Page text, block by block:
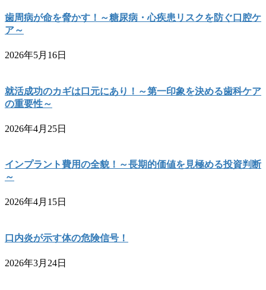
歯周病が命を脅かす！～糖尿病・心疾患リスクを防ぐ口腔ケ
ア～
2026年5月16日
就活成功のカギは口元にあり！～第一印象を決める歯科ケア
の重要性～
2026年4月25日
インプラント費用の全貌！～長期的価値を見極める投資判断
～
2026年4月15日
口内炎が示す体の危険信号！
2026年3月24日